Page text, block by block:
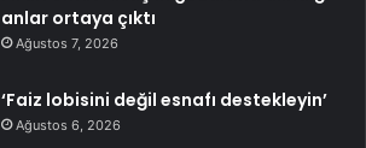
anlar ortaya çıktı
Ağustos 7, 2026
‘Faiz lobisini değil esnafı destekleyin’
Ağustos 6, 2026